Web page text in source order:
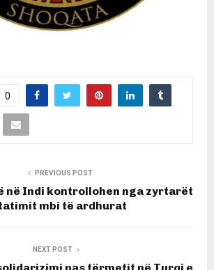
0
PREVIOUS POST
në Indi kontrollohen nga zyrtarët
mbi të ardhurat
NEXT POST
pas tërmetit në Turqi e